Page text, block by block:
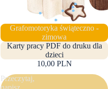
Grafomotoryka świąteczno -
zimowa
Karty pracy PDF do druku dla
dzieci
10,00 PLN
Przeczytaj,